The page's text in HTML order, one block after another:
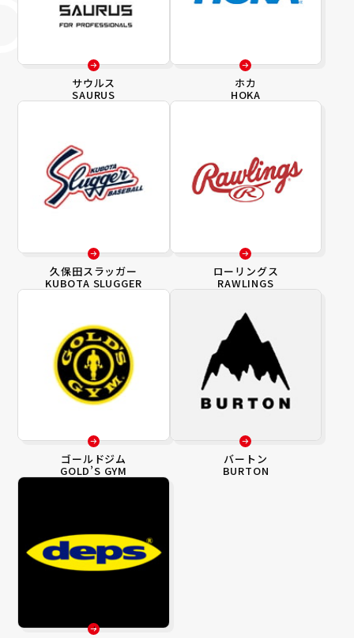
サウルス
SAURUS
ホカ
HOKA
久保田スラッガー
KUBOTA SLUGGER
ローリングス
RAWLINGS
ゴールドジム
GOLD’S GYM
バートン
BURTON